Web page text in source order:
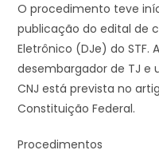
O procedimento teve
publicação do edital de
Eletrônico (DJe) do STF.
desembargador de TJ e
CNJ está prevista no
Constituição Federal.
Procedimentos